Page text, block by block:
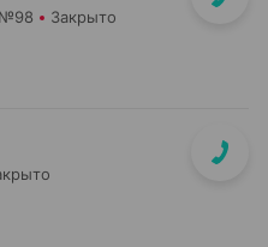
Закрыто